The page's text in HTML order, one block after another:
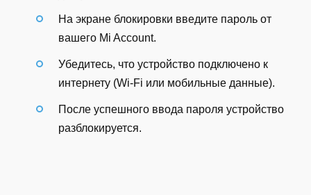
На экране блокировки введите пароль от
вашего Mi Account.
Убедитесь, что устройство подключено к
интернету (Wi-Fi или мобильные данные).
После успешного ввода пароля устройство
разблокируется.